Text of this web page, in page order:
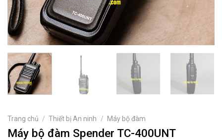
Trang chủ / Thiết bị An ninh / Máy bộ đàm
Máy bộ đàm Spender TC-400UNT